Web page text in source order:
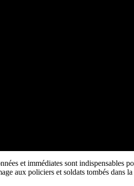
et immédiates sont indispensables
aux policiers et soldats tombés dans